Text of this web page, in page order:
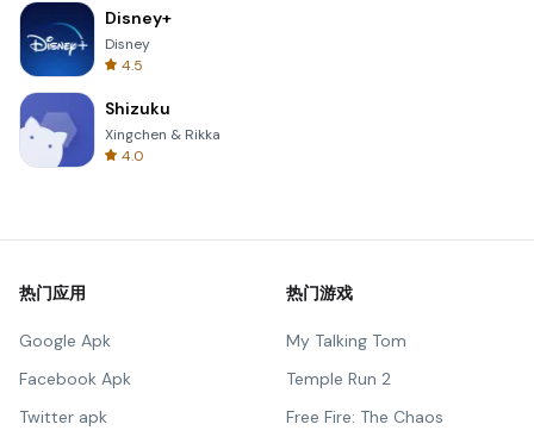
Disney+
Disney
4.5
Shizuku
Xingchen & Rikka
4.0
热门应用
Google Apk
Facebook Apk
Twitter apk
热门游戏
My Talking Tom
Temple Run 2
Free Fire: The Chaos